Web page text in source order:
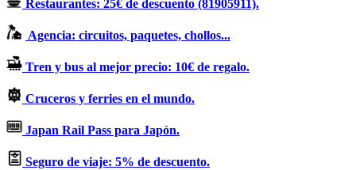
Restaurantes: 25€ de descuento (81905911).
Agencia: circuitos, paquetes, chollos...
Tren y bus al mejor precio: 10€ de regalo.
Cruceros y ferries en el mundo.
Japan Rail Pass para Japón.
Seguro de viaje: 5% de descuento.